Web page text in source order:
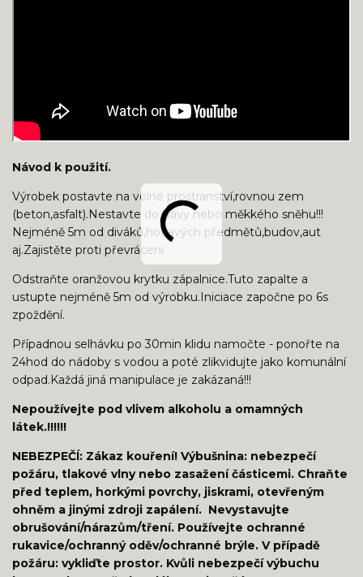
Návod k použití.
Výrobek postavte na volné prostranství,rovnou zem
(beton,asfalt).Nestavte do trávy nebo měkkého sněhu!!!
Nejméně 5m od diváků,hořlavých předmětů,budov,aut
aj.Zajistěte proti převrácení.
Odstraňte oranžovou krytku zápalnice.Tuto zapalte a
ustupte nejméně 5m od výrobku.Iniciace započne po 6s
zpoždění.
Případnou selhávku po 30min klidu namočte - ponořte na
24hod do nádoby s vodou a poté zlikvidujte jako komunální
odpad.Každá jiná manipulace je zakázaná!!!
Nepoužívejte pod vlivem alkoholu a omamných
látek.!!!!!!
NEBEZPEČÍ: Zákaz kouření! Výbušnina: nebezpečí
požáru, tlakové vlny nebo zasažení částicemi. Chraňte
před teplem, horkými povrchy, jiskrami, otevřeným
ohněm a jinými zdroji zapálení. Nevystavujte
obrušování/nárazům/tření. Používejte ochranné
rukavice/ochranný oděv/ochranné brýle. V případě
požáru: vykliďte prostor. Kvůli nebezpečí výbuchu